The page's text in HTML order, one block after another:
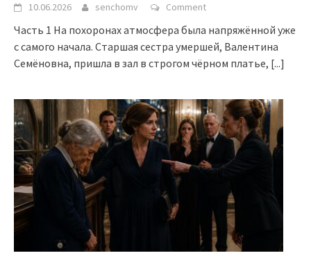
10.06.2026 senchomv Comment
Часть 1 На похоронах атмосфера была напряжённой уже
с самого начала. Старшая сестра умершей, Валентина
Семёновна, пришла в зал в строгом чёрном платье, [...]